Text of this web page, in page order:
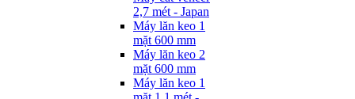
2,7 mét - Japan
Máy lăn keo 1
mặt 600 mm
Máy lăn keo 2
mặt 600 mm
Máy lăn keo 1